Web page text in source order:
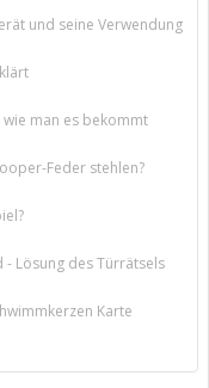
und seine Verwendung
man es bekommt
Feder stehlen?
- Lösung des Türrätsels
Karte